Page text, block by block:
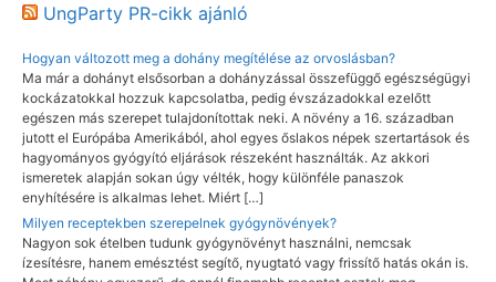
UngParty PR-cikk ajánló
Hogyan változott meg a dohány megítélése az orvoslásban?
Ma már a dohányt elsősorban a dohányzással összefüggő egészségügyi
kockázatokkal hozzuk kapcsolatba, pedig évszázadokkal ezelőtt
egészen más szerepet tulajdonítottak neki. A növény a 16. században
jutott el Európába Amerikából, ahol egyes őslakos népek szertartások és
hagyományos gyógyító eljárások részeként használták. Az akkori
ismeretek alapján sokan úgy vélték, hogy különféle panaszok
enyhítésére is alkalmas lehet. Miért […]
Milyen receptekben szerepelnek gyógynövények?
Nagyon sok ételben tudunk gyógynövényt használni, nemcsak
ízesítésre, hanem emésztést segítő, nyugtató vagy frissítő hatás okán is.